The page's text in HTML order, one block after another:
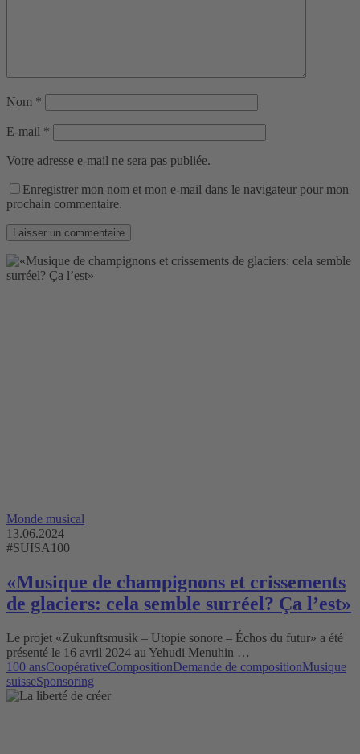
Nom *
E-mail *
Votre adresse e-mail ne sera pas publiée.
Enregistrer mon nom et mon e-mail dans le navigateur pour mon
prochain commentaire.
Monde musical
13.06.2024
#SUISA100
«Musique de champignons et crissements
de glaciers: cela semble surréel? Ça lʼest»
Le projet «Zukunftsmusik – Utopie sonore – Échos du futur» a été
présenté le 16 avril 2024 au Yehudi Menuhin …
100 ansCoopérativeCompositionDemande de compositionMusique
suisseSponsoring